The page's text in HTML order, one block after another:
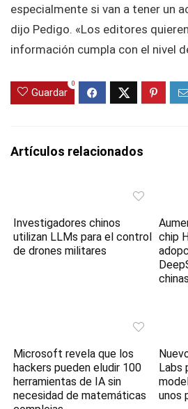
especialmente si van a tener un
dijo Pedigo. «Los editores
información cumpla con el nivel
Guardar
0
Artículos relacionados
Investigadores chinos
utilizan LLMs para el control
de drones militares
chip
Microsoft revela que los
hackers pueden eludir 100
herramientas de IA sin
necesidad de matemáticas
Labs
unos